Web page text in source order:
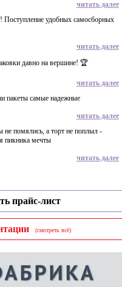
читать далее
удобных самосборных
читать далее
давно на вершине! 🏆
читать далее
пакеты самые надежные
читать далее
не помялись, а торт не поплыл -
пикника мечты
читать далее
прайс-лист
(смотреть всё)